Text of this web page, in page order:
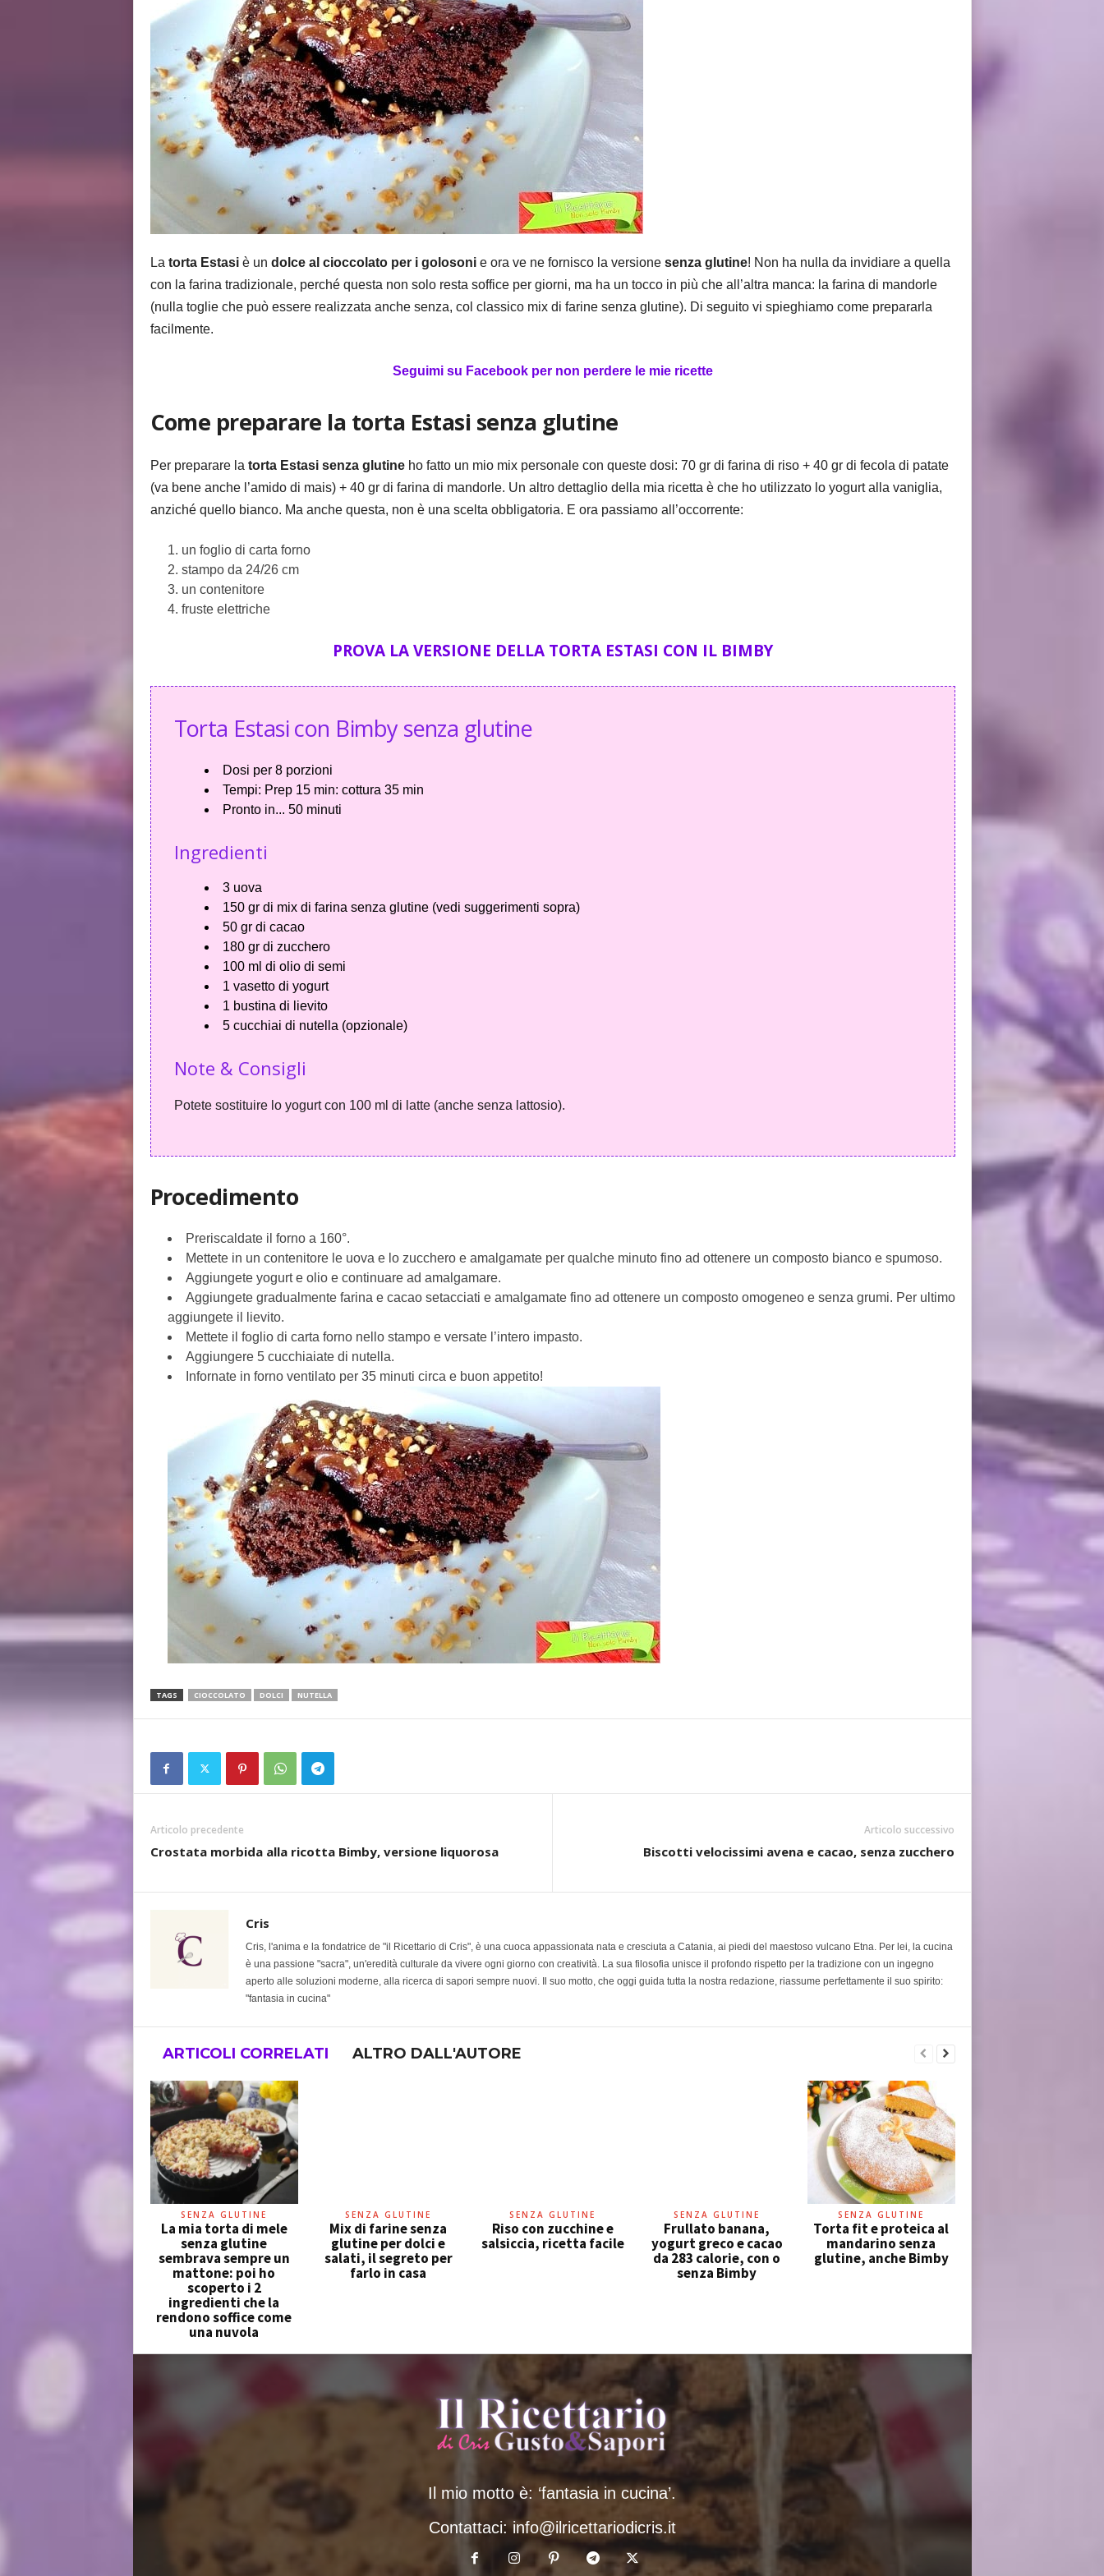
La torta Estasiè un dolce al cioccolato per i golosonie ora ve ne fornisco la versione senza glutine! Non ha nulla da invidiare a quella
con la farina tradizionale, perché questa non solo resta soffice per giorni, ma ha un tocco in più che all’altra manca: la farina di mandorle
(nulla toglie che può essere realizzata anche senza, col classico mix di farine senza glutine). Di seguito vi spieghiamo come prepararla
facilmente.
Seguimi su Facebook per non perdere le mie ricette
Come preparare la torta Estasi senza glutine
Per preparare la torta Estasi senza glutineho fatto un mio mix personale con queste dosi: 70 gr di farina di riso + 40 gr di fecola di patate
(va bene anche l’amido di mais) + 40 gr di farina di mandorle. Un altro dettaglio della mia ricetta è che ho utilizzato lo yogurt alla vaniglia,
anziché quello bianco. Ma anche questa, non è una scelta obbligatoria. E ora passiamo all’occorrente:
un foglio di carta forno
stampo da 24/26 cm
un contenitore
fruste elettriche
PROVA LA VERSIONE DELLA TORTA ESTASI CON IL BIMBY
Torta Estasi con Bimby senza glutine
Dosi per8 porzioni
Tempi: Prep 15 min: cottura 35 min
Pronto in... 50 minuti
Ingredienti
3 uova
150 gr di mix di farina senza glutine (vedi suggerimenti sopra)
50 gr di cacao
180 gr di zucchero
100 ml di olio di semi
1 vasetto di yogurt
1 bustina di lievito
5 cucchiai di nutella (opzionale)
Note & Consigli
Potete sostituire lo yogurt con 100 ml di latte (anche senza lattosio).
Procedimento
Preriscaldate il forno a 160°.
Mettete in un contenitore le uova e lo zucchero e amalgamate per qualche minuto fino ad ottenere un composto bianco e spumoso.
Aggiungete yogurt e olio e continuare ad amalgamare.
Aggiungete gradualmente farina e cacao setacciati e amalgamate fino ad ottenere un composto omogeneo e senza grumi. Per ultimo
aggiungete il lievito.
Mettete il foglio di carta forno nello stampo e versate l’intero impasto.
Aggiungere 5 cucchiaiate di nutella.
Infornate in forno ventilato per 35 minuti circa e buon appetito!
TAGS CIOCCOLATO DOLCI NUTELLA
Articolo precedente
Crostata morbida alla ricotta Bimby, versione liquorosa
Articolo successivo
Biscotti velocissimi avena e cacao, senza zucchero
Cris
Cris, l'anima e la fondatrice de "il Ricettario di Cris", è una cuoca appassionata nata e cresciuta a Catania, ai piedi del maestoso vulcano Etna. Per lei, la cucina
è una passione "sacra", un'eredità culturale da vivere ogni giorno con creatività. La sua filosofia unisce il profondo rispetto per la tradizione con un ingegno
aperto alle soluzioni moderne, alla ricerca di sapori sempre nuovi. Il suo motto, che oggi guida tutta la nostra redazione, riassume perfettamente il suo spirito:
"fantasia in cucina"
ARTICOLI CORRELATI ALTRO DALL'AUTORE
SENZA GLUTINE
La mia torta di mele
senza glutine
sembrava sempre un
mattone: poi ho
scoperto i 2
ingredienti che la
rendono soffice come
una nuvola
SENZA GLUTINE
Mix di farine senza
glutine per dolci e
salati, il segreto per
farlo in casa
SENZA GLUTINE
Riso con zucchine e
salsiccia, ricetta facile
SENZA GLUTINE
Frullato banana,
yogurt greco e cacao
da 283 calorie, con o
senza Bimby
SENZA GLUTINE
Torta fit e proteica al
mandarino senza
glutine, anche Bimby
Il mio motto è: ‘fantasia in cucina’.
Contattaci:info@ilricettariodicris.it